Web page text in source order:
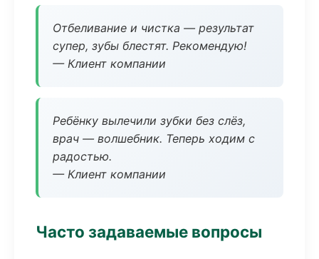
Отбеливание и чистка — результат
супер, зубы блестят. Рекомендую!
— Клиент компании
Ребёнку вылечили зубки без слёз,
врач — волшебник. Теперь ходим с
радостью.
— Клиент компании
Часто задаваемые вопросы